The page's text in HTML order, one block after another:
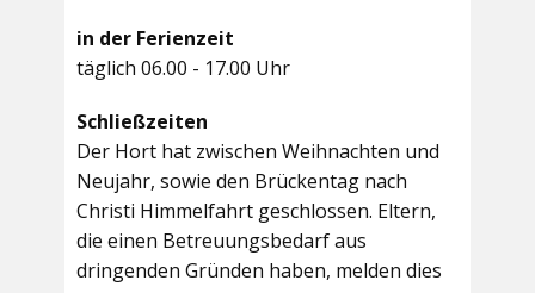
in der Ferienzeit
täglich 06.00 - 17.00 Uhr
Schließzeiten
Der Hort hat zwischen Weihnachten und
Neujahr, sowie den Brückentag nach
Christi Himmelfahrt geschlossen. Eltern,
die einen Betreuungsbedarf aus
dringenden Gründen haben, melden dies